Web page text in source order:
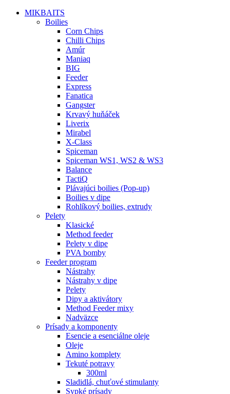
MIKBAITS
Boilies
Corn Chips
Chilli Chips
Amúr
Maniaq
BIG
Feeder
Express
Fanatica
Gangster
Krvavý huňáček
Liverix
Mirabel
X-Class
Spiceman
Spiceman WS1, WS2 & WS3
Balance
TactiQ
Plávajúci boilies (Pop-up)
Boilies v dipe
Rohlíkový boilies, extrudy
Pelety
Klasické
Method feeder
Pelety v dipe
PVA bomby
Feeder program
Nástrahy
Nástrahy v dipe
Pelety
Dipy a aktivátory
Method Feeder mixy
Nadväzce
Prísady a komponenty
Esencie a esenciálne oleje
Oleje
Amino komplety
Tekuté potravy
300ml
Sladidlá, chuťové stimulanty
Sypké prísady